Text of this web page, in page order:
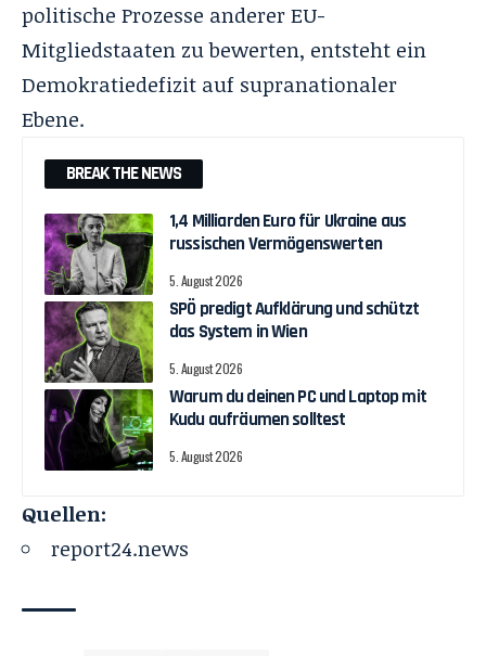
politische Prozesse anderer EU-
Mitgliedstaaten zu bewerten, entsteht ein
Demokratiedefizit auf supranationaler
Ebene.
BREAK THE NEWS
1,4 Milliarden Euro für Ukraine aus
russischen Vermögenswerten
5. August 2026
SPÖ predigt Aufklärung und schützt
das System in Wien
5. August 2026
Warum du deinen PC und Laptop mit
Kudu aufräumen solltest
5. August 2026
Quellen:
report24.news